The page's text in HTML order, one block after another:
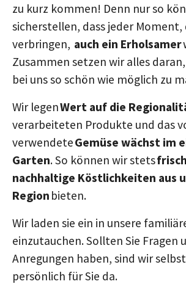
zu kurz kommen! Denn nur so
sicherstellen, dass jeder Moment,
verbringen, auch ein Erholsamer
Zusammen setzen wir alles
bei uns so schön wie möglich zu
Wir legenWert auf die
verarbeiteten Produkte und das
verwendeteGemüse wächst im
Garten. So können wir stets
nachhaltige Köstlichkeiten aus
Region bieten.
Wir laden sie ein in unsere
einzutauchen. Sollten Sie Fragen
Anregungen haben, sind wir
persönlich für Sie da.